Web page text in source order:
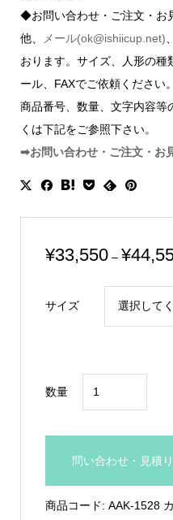
◆お問い合わせ・ご注文・お
他、
メール(ok@ishiicup.net)
おります。サイズ、人形の種
ール、FAXでご依頼ください
商品番号、数量、文字内容等
くは下記をご参照下さい。
➡お問い合わせ・ご注文・お
¥33,550 – ¥
サイズ
数量
箔
問い合わせ・見積
商品コード: AAK-1528